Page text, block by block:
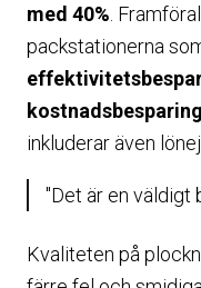
med 40% .
packstationerna
inkluderar även
"Det är en väldigt
Kvaliteten på